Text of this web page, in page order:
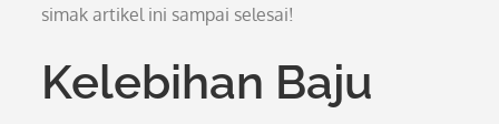
simak artikel ini sampai selesai!
Kelebihan Baju